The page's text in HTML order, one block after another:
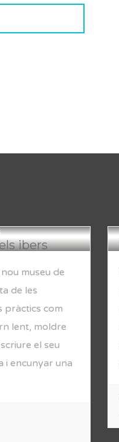
ibers
museu de
de les
pràctics com
lent, moldre
el seu
i encunyar una